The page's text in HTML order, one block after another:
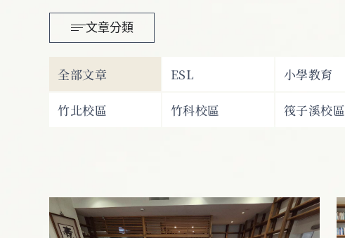
文章分類
ESL 小學教育
竹北校區 竹科校區 筏子溪校區
全部文章